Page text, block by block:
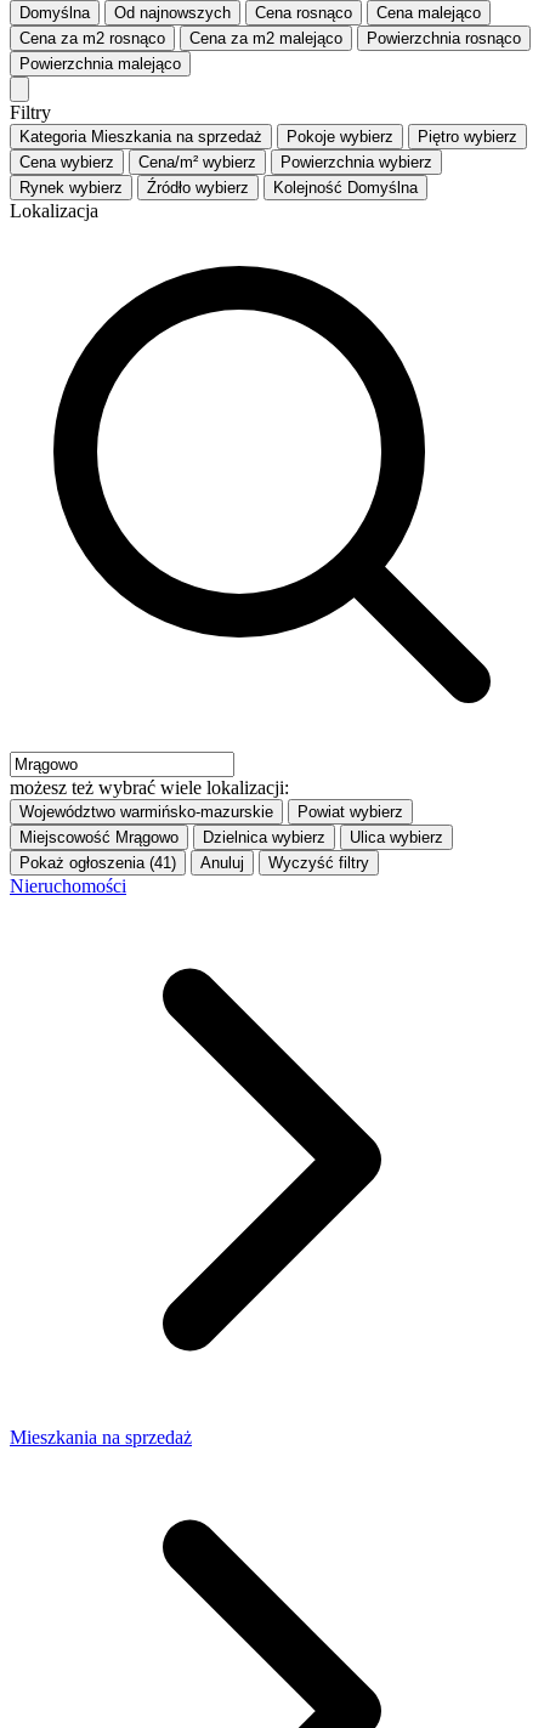
Domyślna Od najnowszych Cena rosnąco Cena malejąco
Cena za m2 rosnąco Cena za m2 malejąco Powierzchnia rosnąco
Powierzchnia malejąco
Filtry
Kategoria Mieszkania na sprzedaż Pokoje wybierz Piętro wybierz
Cena wybierz Cena/m² wybierz Powierzchnia wybierz
Rynek wybierz Źródło wybierz Kolejność Domyślna
Lokalizacja
możesz też wybrać wiele lokalizacji:
Województwo warmińsko-mazurskie Powiat wybierz
Miejscowość Mrągowo Dzielnica wybierz Ulica wybierz
Pokaż ogłoszenia (41)
Anuluj Wyczyść filtry
Nieruchomości
Mieszkania na sprzedaż